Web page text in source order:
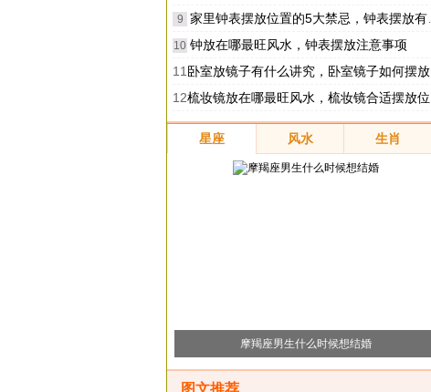
9 家里钟表摆放位置的5大禁忌，钟表摆放有哪些讲究
10 钟放在哪最旺风水，钟表摆放注意事项
11 卧室放镜子有什么讲究，卧室镜子如何摆放
12梳妆镜放在哪最旺风水，梳妆镜合适摆放位置在哪里
星座 风水 生肖
摩羯座男生什么时候想结婚
图文推荐